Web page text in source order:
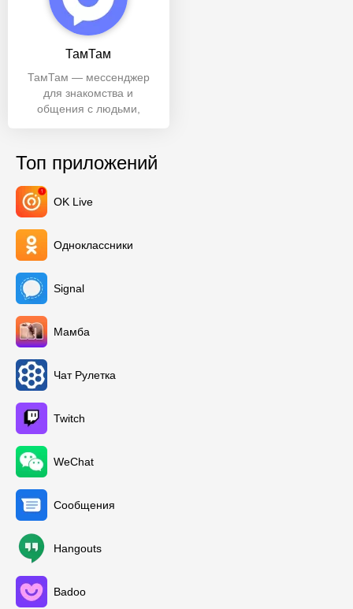
ТамТам
ТамТам — мессенджер
для знакомства и
общения с людьми,
Топ приложений
OK Live
Одноклассники
Signal
Мамба
Чат Рулетка
Twitch
WeChat
Сообщения
Hangouts
Badoo